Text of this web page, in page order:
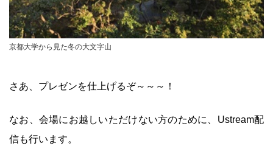
京都大学から見た冬の大文字山
さあ、プレゼンを仕上げるぞ～～～！
なお、会場にお越しいただけない方のために、Ustream配
信も行います。